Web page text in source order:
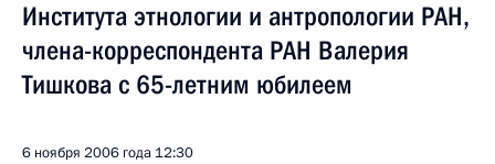
Института этнологии и антропологии РАН,
члена-корреспондента РАН Валерия
Тишкова с 65-летним юбилеем
6 ноября 2006 года 12:30